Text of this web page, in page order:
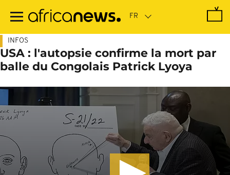
contenu
INFOS
USA : l'autopsie confirme la mort par
balle du Congolais Patrick Lyoya